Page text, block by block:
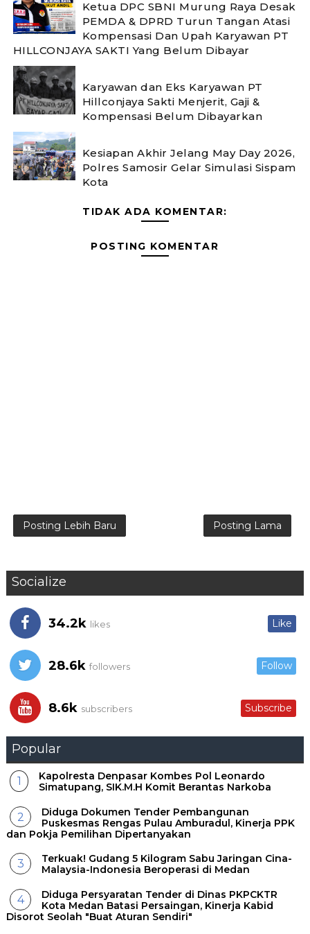
Ketua DPC SBNI Murung Raya Desak
PEMDA & DPRD Turun Tangan Atasi
Kompensasi Dan Upah Karyawan PT
HILLCONJAYA SAKTI Yang Belum Dibayar
Karyawan dan Eks Karyawan PT
Hillconjaya Sakti Menjerit, Gaji &
Kompensasi Belum Dibayarkan
Kesiapan Akhir Jelang May Day 2026,
Polres Samosir Gelar Simulasi Sispam
Kota
TIDAK ADA KOMENTAR:
POSTING KOMENTAR
Posting Lebih Baru Posting Lama
Socialize
34.2k likes Like
28.6k followers Follow
8.6k subscribers Subscribe
Popular
Kapolresta Denpasar Kombes Pol Leonardo
Simatupang, SIK.M.H Komit Berantas Narkoba
Diduga Dokumen Tender Pembangunan
Puskesmas Rengas Pulau Amburadul, Kinerja PPK
dan Pokja Pemilihan Dipertanyakan
Terkuak! Gudang 5 Kilogram Sabu Jaringan Cina-
Malaysia-Indonesia Beroperasi di Medan
Diduga Persyaratan Tender di Dinas PKPCKTR
Kota Medan Batasi Persaingan, Kinerja Kabid
Disorot Seolah "Buat Aturan Sendiri"